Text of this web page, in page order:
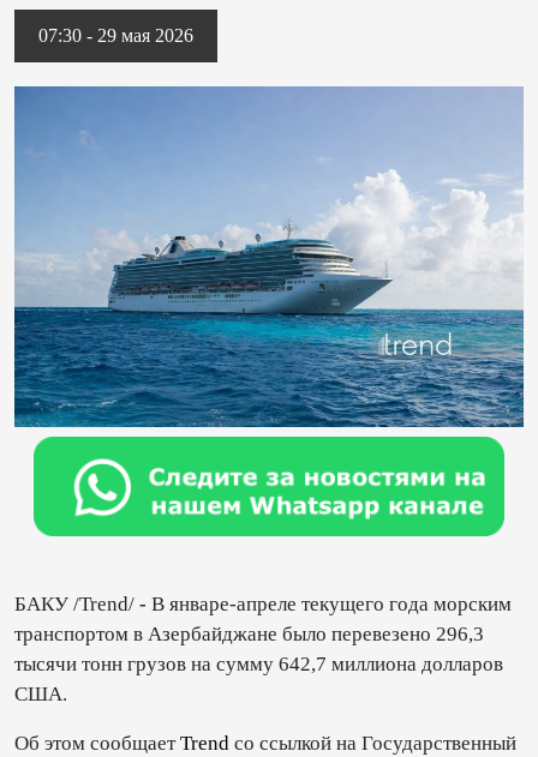
07:30 - 29 мая 2026
БАКУ /Trend/ - В январе-апреле текущего года морским
транспортом в Азербайджане было перевезено 296,3
тысячи тонн грузов на сумму 642,7 миллиона долларов
США.
Об этом сообщаетTrend со ссылкой на Государственный